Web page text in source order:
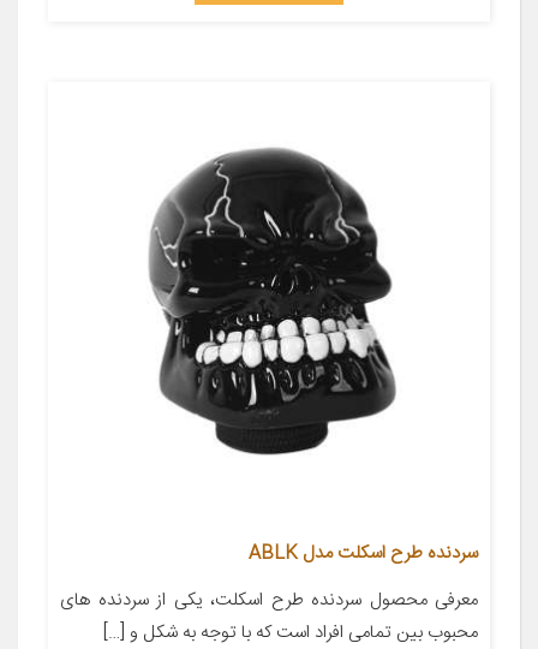
سردنده طرح اسکلت مدل ABLK
معرفی محصول سردنده طرح اسکلت، یکی از سردنده های
محبوب بین تمامی افراد است که با توجه به شکل و […]